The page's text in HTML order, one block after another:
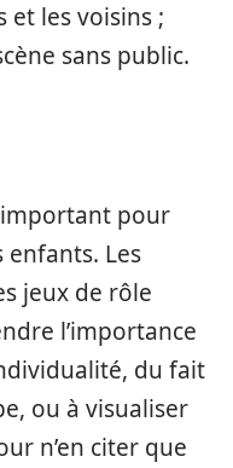
et les voisins ;
sans public.
pour
enfants. Les
jeux de rôle
l’importance
du fait
ou à visualiser
n’en citer que